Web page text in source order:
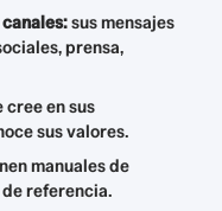
sus mensajes
prensa,
cree en sus
sus valores.
manuales de
de referencia.